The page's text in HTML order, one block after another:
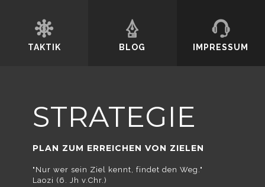
TAKTIK BLOG IMPRESSUM
Sie sich mit der
Cookies
STRATEGIE
PLAN ZUM ERREICHEN VON ZIELEN
"Nur wer sein Ziel kennt, findet den Weg."
Laozi (6. Jh v.Chr.)